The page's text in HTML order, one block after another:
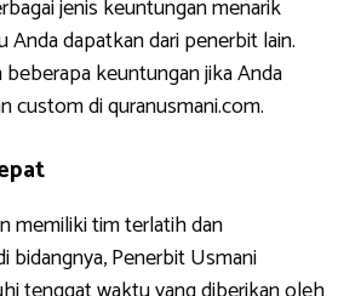
jenis keuntungan menarik
dapatkan dari penerbit lain.
keuntungan jika Anda
custom di quranusmani.com.
memiliki tim terlatih dan
bidangnya, Penerbit Usmani